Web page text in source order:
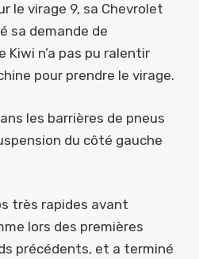
le virage 9, sa Chevrolet
sa demande de
n’a pas pu ralentir
pour prendre le virage.
les barrières de pneus
du côté gauche
très rapides avant
lors des premières
précédents, et a terminé